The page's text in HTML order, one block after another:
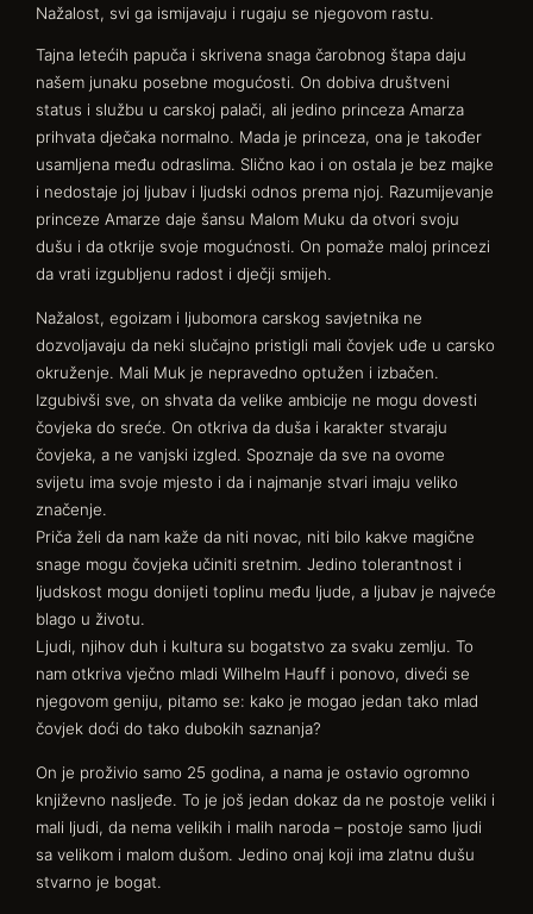
Nažalost, svi ga ismijavaju i rugaju se njegovom rastu.
Tajna letećih papuča i skrivena snaga čarobnog štapa daju
našem junaku posebne mogućosti. On dobiva društveni
status i službu u carskoj palači, ali jedino princeza Amarza
prihvata dječaka normalno. Mada je princeza, ona je također
usamljena među odraslima. Slično kao i on ostala je bez majke
i nedostaje joj ljubav i ljudski odnos prema njoj. Razumijevanje
princeze Amarze daje šansu Malom Muku da otvori svoju
dušu i da otkrije svoje mogućnosti. On pomaže maloj princezi
da vrati izgubljenu radost i dječji smijeh.
Nažalost, egoizam i ljubomora carskog savjetnika ne
dozvoljavaju da neki slučajno pristigli mali čovjek uđe u carsko
okruženje. Mali Muk je nepravedno optužen i izbačen.
Izgubivši sve, on shvata da velike ambicije ne mogu dovesti
čovjeka do sreće. On otkriva da duša i karakter stvaraju
čovjeka, a ne vanjski izgled. Spoznaje da sve na ovome
svijetu ima svoje mjesto i da i najmanje stvari imaju veliko
značenje.
Priča želi da nam kaže da niti novac, niti bilo kakve magične
snage mogu čovjeka učiniti sretnim. Jedino tolerantnost i
ljudskost mogu donijeti toplinu među ljude, a ljubav je najveće
blago u životu.
Ljudi, njihov duh i kultura su bogatstvo za svaku zemlju. To
nam otkriva vječno mladi Wilhelm Hauff i ponovo, diveći se
njegovom geniju, pitamo se: kako je mogao jedan tako mlad
čovjek doći do tako dubokih saznanja?
On je proživio samo 25 godina, a nama je ostavio ogromno
književno nasljeđe. To je još jedan dokaz da ne postoje veliki i
mali ljudi, da nema velikih i malih naroda – postoje samo ljudi
sa velikom i malom dušom. Jedino onaj koji ima zlatnu dušu
stvarno je bogat.